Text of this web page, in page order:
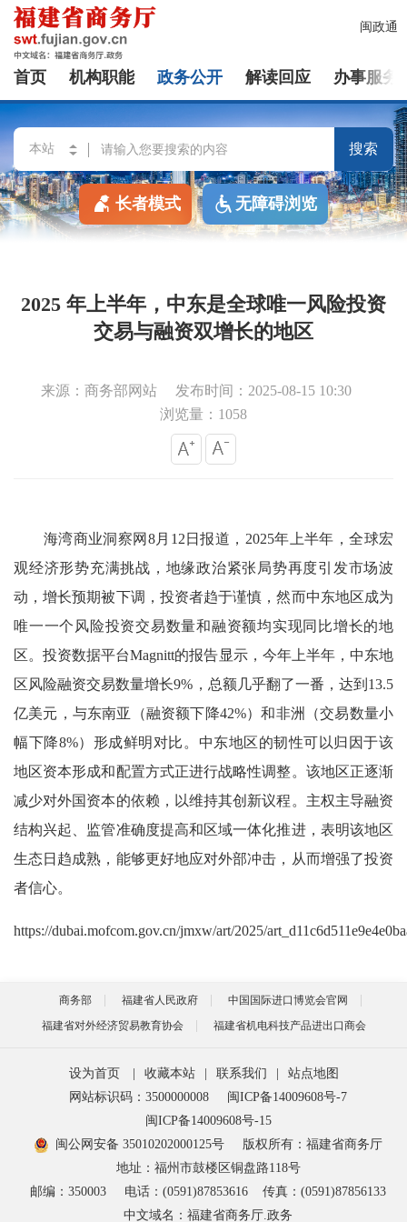
闽政通
首页 机构职能 政务公开 解读回应 办事服务
搜索
长者模式 无障碍浏览
2025 年上半年，中东是全球唯一风险投资
交易与融资双增长的地区
来源：商务部网站
发布时间：2025-08-15 10:30
浏览量：1058
海湾商业洞察网8月12日报道，2025年上半年，全球宏
观经济形势充满挑战，地缘政治紧张局势再度引发市场波
动，增长预期被下调，投资者趋于谨慎，然而中东地区成为
唯一一个风险投资交易数量和融资额均实现同比增长的地
区。投资数据平台Magnitt的报告显示，今年上半年，中东地
区风险融资交易数量增长9%，总额几乎翻了一番，达到13.5
亿美元，与东南亚（融资额下降42%）和非洲（交易数量小
幅下降8%）形成鲜明对比。中东地区的韧性可以归因于该
地区资本形成和配置方式正进行战略性调整。该地区正逐渐
减少对外国资本的依赖，以维持其创新议程。主权主导融资
结构兴起、监管准确度提高和区域一体化推进，表明该地区
生态日趋成熟，能够更好地应对外部冲击，从而增强了投资
者信心。
https://dubai.mofcom.gov.cn/jmxw/art/2025/
商务部 福建省人民政府
中国国际进口博览会官网
福建省对外经济贸易教育协会
福建省机电科技产品进出口商会
设为首页 收藏本站 联系我们
站点地图
网站标识码：3500000008
闽ICP备14009608号-7
闽ICP备14009608号-15
闽公网安备 35010202000125号
版权所有：福建省商务厅
地址：福州市鼓楼区铜盘路118号
邮编：350003
电话：(0591)87853616
传真：(0591)87856133
中文域名：福建省商务厅.政务